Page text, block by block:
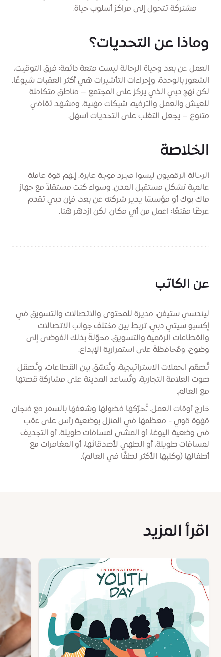
مشتركة تتحول إلى مراكز أسلوب حياة.
وماذا عن التحديات؟
العمل عن بعد وحياة الرحالة ليست متعة دائمة: فرق التوقيت،
الشعور بالوحدة، وإجراءات التأشيرات هي أكثر العقبات شيوعًا.
لكن نهج دبي الذي يركز على المجتمع – مناطق متكاملة
للعيش والعمل والترفيه، شبكات مهنية، ومشهد ثقافي
متنوع – يجعل التغلب على التحديات أسهل.
الخلاصة
الرحالة الرقميون ليسوا مجرد موجة عابرة. إنهم قوة عاملة
عالمية تشكل مستقبل المدن. وسواء كنت مستقلاً مع جهاز
ماك بوك أو مؤسسًا يدير شركته عن بعد، فإن دبي تقدم
عرضًا مقنعًا: اعمل من أي مكان، لكن ازدهر هنا.
عن الكاتب
ليندسي ستيفن، مديرة للمحتوى والاتصالات والتسويق في
إكسبو سيتي دبي، تربط بين مختلف جوانب الاتصالات
والقطاعات الرقمية والتسويق، محوّلةً بذلك الفوضى إلى
وضوح، ومُحافظةً على استمرارية الإبداع.
تُصمّم الحملات الاستراتيجية، وتُنسّق بين القطاعات، وتُصقل
صوت العلامة التجارية، وتُساعد المدينة على مشاركة قصتها
مع العالم.
خارج أوقات العمل، تُحرّكها فضولها وشغفها بالسفر مع فنجان
قهوة قوي - معظمها في المنزل بوضعية رأس على عقب
في وضعية اليوغا، أو المشي لمسافات طويلة، أو التجديف
لمسافات طويلة، أو الطهي لأصدقائها، أو المغامرات مع
أطفالها (وكلبها الأكثر لطفًا في العالم).
اقرأ المزيد